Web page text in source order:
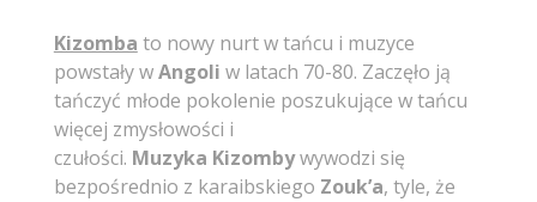
Kizomba to nowy nurt w tańcu i muzyce
powstały wAngoli w latach 70-80. Zaczęło ją
tańczyć młode pokolenie poszukujące w tańcu
więcej zmysłowości i
czułości. Muzyka Kizombywywodzi się
bezpośrednio z karaibskiego Zouk’a, tyle, że